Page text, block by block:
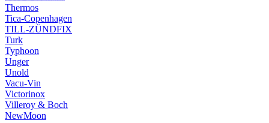
Thermos
Tica-Copenhagen
TILL-ZÜNDFIX
Turk
Typhoon
Unger
Unold
Vacu-Vin
Victorinox
Villeroy & Boch
NewMoon